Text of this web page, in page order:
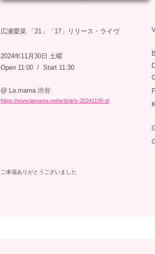
広瀬愛菜 「21」「17」リリース・ライヴ
2024年11月30日 土曜
Open 11:00 / Start 11:30
@ La.mama 渋谷
https://www.lamama.net/article/s-20241130-d/
ご来場ありがとうございました